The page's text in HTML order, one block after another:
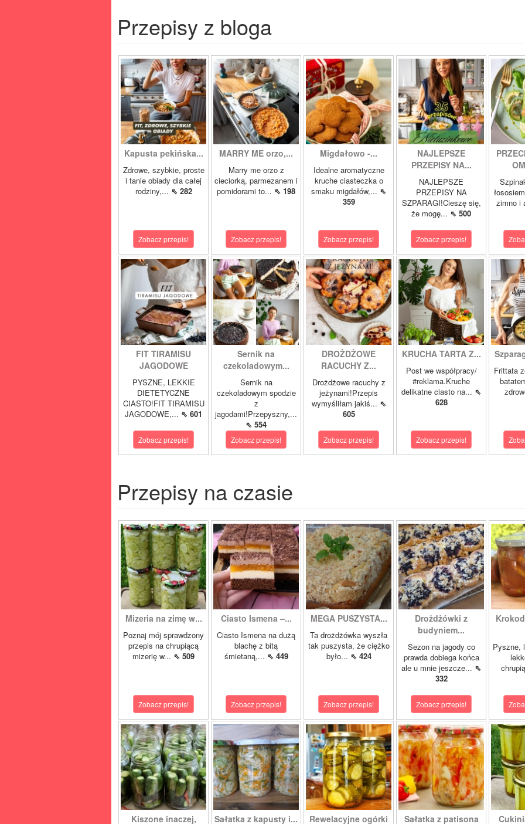
Przepisy z bloga
Kapusta pekińska...
Zdrowe, szybkie, proste
i tanie obiady dla całej
rodziny,... ⇖ 282
Zobacz przepis!
MARRY ME orzo,...
Marry me orzo z
cieciorką, parmezanem i
pomidorami to... ⇖ 198
Zobacz przepis!
Migdałowo -...
Idealne aromatyczne
kruche ciasteczka o
smaku migdałów,... ⇖
359
Zobacz przepis!
NAJLEPSZE
PRZEPISY NA...
NAJLEPSZE
PRZEPISY NA
SZPARAGI!Cieszę się,
że mogę... ⇖ 500
Zobacz przepis!
zimno i
FIT TIRAMISU
JAGODOWE
PYSZNE, LEKKIE
DIETETYCZNE
CIASTO!FIT TIRAMISU
JAGODOWE,... ⇖ 601
Zobacz przepis!
Sernik na
czekoladowym...
Sernik na
czekoladowym spodzie
z
jagodami!Przepyszny,...
⇖ 554
Zobacz przepis!
DROŻDŻOWE
RACUCHY Z...
Drożdżowe racuchy z
jeżynami!Przepis
wymyśliłam jakiś... ⇖
605
Zobacz przepis!
KRUCHA TARTA Z...
Post we współpracy/
#reklama.Kruche
delikatne ciasto na... ⇖
628
Zobacz przepis!
Frittata
Przepisy na czasie
Mizeria na zimę w...
Poznaj mój sprawdzony
przepis na chrupiącą
mizerię w... ⇖ 509
Zobacz przepis!
Ciasto Ismena –...
Ciasto Ismena na dużą
blachę z bitą
śmietaną,... ⇖ 449
Zobacz przepis!
MEGA PUSZYSTA...
Ta drożdżówka wyszła
tak puszysta, że ciężko
było... ⇖ 424
Zobacz przepis!
Drożdżówki z
budyniem...
Sezon na jagody co
prawda dobiega końca
ale u mnie jeszcze... ⇖
332
Zobacz przepis!
Pyszne,
Kiszone inaczej, Sałatka z kapusty i... Rewelacyjne ogórki Sałatka z patisona